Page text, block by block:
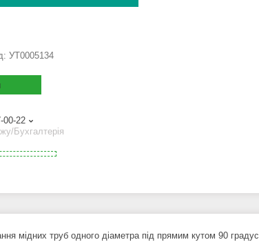
УТ0005134
00-22
Бухгалтерія
мідних труб одного діаметра під прямим кутом 90